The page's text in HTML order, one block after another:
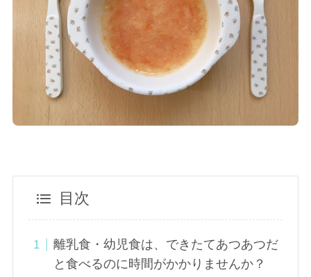
目次
離乳食・幼児食は、できたてあつあつだ
と食べるのに時間がかかりませんか？